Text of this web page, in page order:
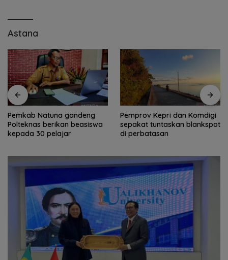
Astana
Pemkab Natuna gandeng
Polteknas berikan beasiswa
kepada 30 pelajar
Pemprov Kepri dan Komdigi
sepakat tuntaskan blankspot
di perbatasan